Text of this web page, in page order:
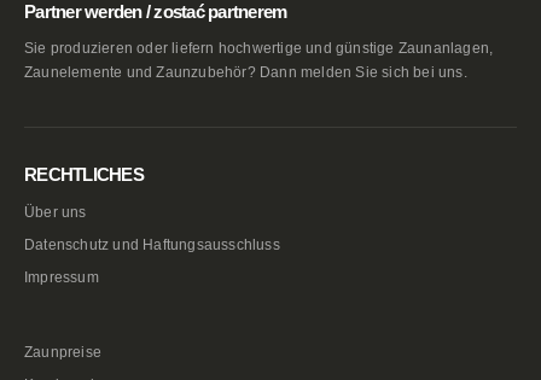
Partner werden / zostać partnerem
Sie produzieren oder liefern hochwertige und günstige Zaunanlagen,
Zaunelemente und Zaunzubehör? Dann melden Sie sich bei uns.
RECHTLICHES
Über uns
Datenschutz und Haftungsausschluss
Impressum
Zaunpreise